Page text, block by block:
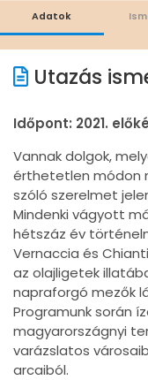
Adatok
Utazás
Időpont: 2021.
Vannak dolgok,
érthetetlen módon
szóló szerelmet
Mindenki vágyott
hétszáz év
Vernaccia és
az olajligetek
napraforgó mezők
Programunk során
magyarországnyi
varázslatos
arcaiból.